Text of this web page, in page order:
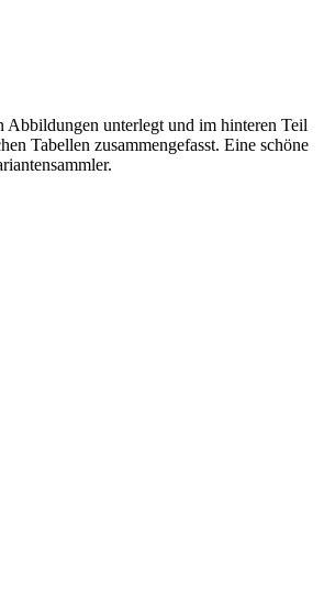
Abbildungen unterlegt und im hinteren Teil
Tabellen zusammengefasst. Eine schöne